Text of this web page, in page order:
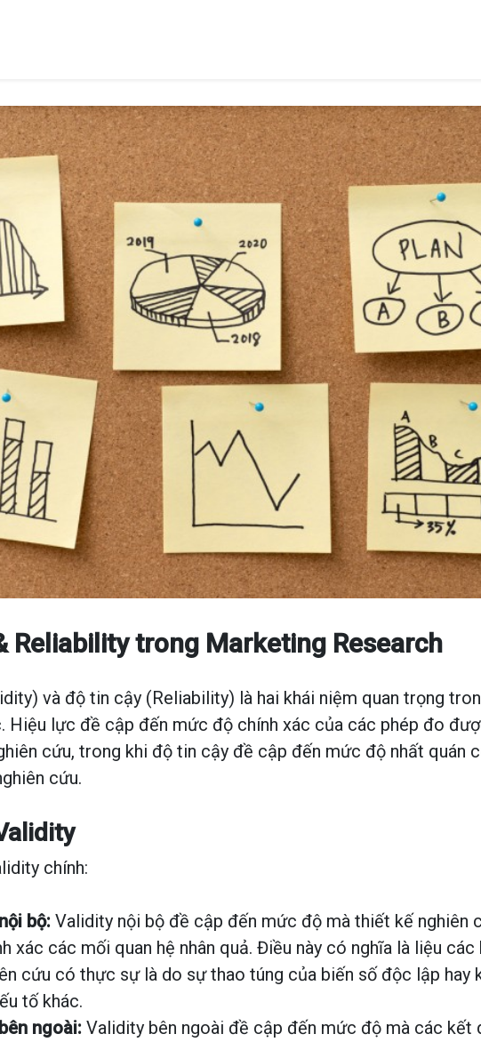
Reliability trong Marketing Research
và độ tin cậy (Reliability) là hai khái niệm quan trọng
Hiệu lực đề cập đến mức độ chính xác của các phép đo
cứu, trong khi độ tin cậy đề cập đến mức độ nhất quán
cứu.
chính:
bộ: Validity nội bộ đề cập đến mức độ mà thiết kế nghiên
xác các mối quan hệ nhân quả. Điều này có nghĩa là liệu các
cứu có thực sự là do sự thao túng của biến số độc lập hay
tố khác.
ngoài: Validity bên ngoài đề cập đến mức độ mà các kết